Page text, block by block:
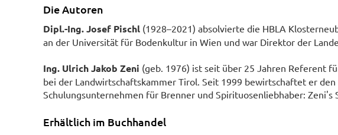
Die Autoren
Dipl.-Ing. Josef Pischl (1928–2021) absolvierte die HBLA
an der Universität für Bodenkultur in Wien und war Direktor der
Ing. Ulrich Jakob Zeni (geb. 1976) ist seit über 25 Jahren Referent
bei der Landwirtschaftskammer Tirol. Seit 1999 bewirtschaftet er
Schulungsunternehmen für Brenner und Spirituosenliebhaber: Zeni's
Erhältlich im Buchhandel